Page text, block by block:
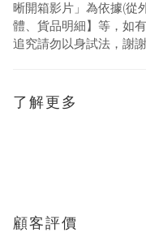
晰開箱影片」為依據(從
體、貨品明細】等，如
追究請勿以身試法，謝謝
了解更多
顧客評價